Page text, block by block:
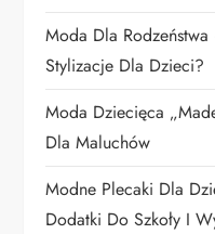
p
i
s
u
Moda Dla
Stylizacje Dla Dzieci?
Moda Dziecięca
Dla Maluchów
Modne Plecaki Dla
Dodatki Do Szkoły I